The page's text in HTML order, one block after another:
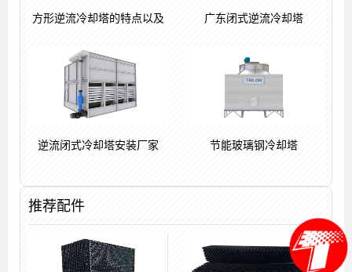
方形逆流冷却塔的特点以及 广东闭式逆流冷却塔
逆流闭式冷却塔安装厂家 节能玻璃钢冷却塔
推荐配件